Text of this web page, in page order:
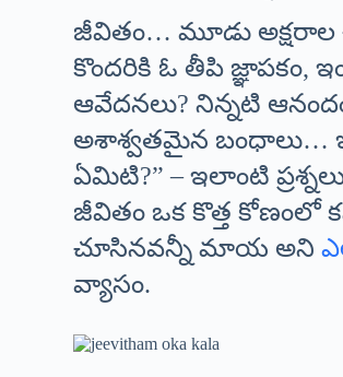
జీవితం… మూడు అక్షరాల
కొందరికి ఓ తీపి జ్ఞాపకం,
ఆవేదనలు? నిన్నటి
అశాశ్వతమైన బంధాలు…
ఏమిటి?” – ఇలాంటి
జీవితం ఒక కొత్త కోణంలో
చూసినవన్నీ మాయ అని
వ్యాసం.